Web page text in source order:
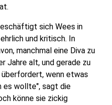
sich Wees in
und kritisch. In
manchmal eine Diva zu
Jahre alt, und gerade zu
wenn etwas
es wollte", sagt die
könne sie zickig